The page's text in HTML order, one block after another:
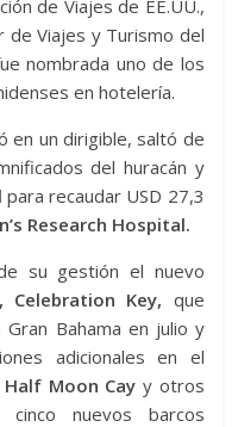
de Viajes de EE.UU.,
Viajes y Turismo del
nombrada uno de los
en hotelería.
en un dirigible, saltó de
del huracán y
para recaudar USD 27,3
Research Hospital.
su gestión el nuevo
Celebration Key, que
Bahama en julio y
adicionales en el
Half Moon Cay y otros
cinco nuevos barcos